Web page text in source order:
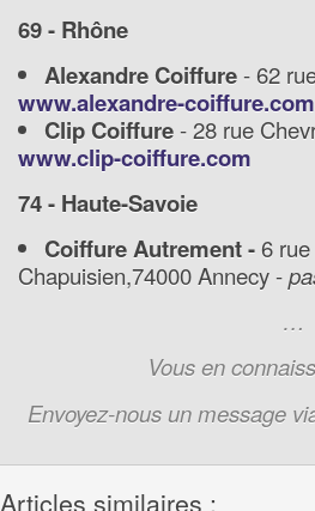
69 - Rhône
Alexandre Coiffure- 62
www.alexandre-coiffure.com
Clip Coiffure- 28 rue
www.clip-coiffure.com
74 - Haute-Savoie
Coiffure Autrement -6
Chapuisien,74000 Annecy -
…
Vous en
Envoyez-nous un message
Articles similaires :